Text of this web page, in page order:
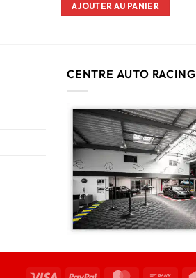
AJOUTER AU PANIER
CENTRE AUTO RACING